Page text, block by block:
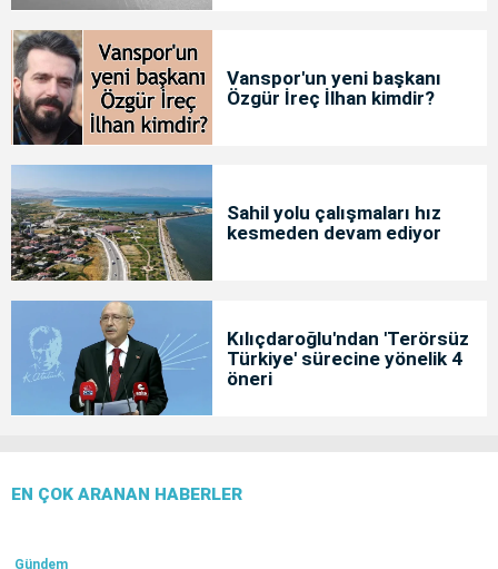
Vanspor'un yeni başkanı
Özgür İreç İlhan kimdir?
Sahil yolu çalışmaları hız
kesmeden devam ediyor
Kılıçdaroğlu'ndan 'Terörsüz
Türkiye' sürecine yönelik 4
öneri
EN ÇOK ARANAN HABERLER
Gündem